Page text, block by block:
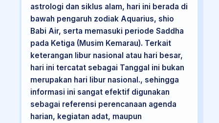
astrologi dan siklus alam, hari ini berada di
bawah pengaruh zodiak Aquarius, shio
Babi Air, serta memasuki periode Saddha
pada Ketiga (Musim Kemarau). Terkait
keterangan libur nasional atau hari besar,
hari ini tercatat sebagai Tanggal ini bukan
merupakan hari libur nasional., sehingga
informasi ini sangat efektif digunakan
sebagai referensi perencanaan agenda
harian, kegiatan adat, maupun